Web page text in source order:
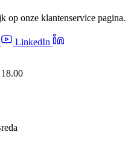
op onze klantenservice pagina.
LinkedIn